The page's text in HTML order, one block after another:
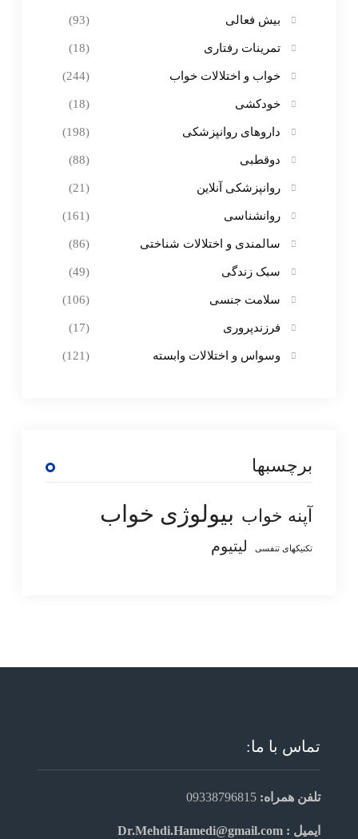
بیش فعالی (93)
تمرینات رفتاری (18)
خواب و اختلالات خواب (244)
خودکشی (18)
داروهای روانپزشکی (198)
دوقطبی (88)
روانپزشکی آنلاین (21)
روانشناسی (161)
سالمندی و اختلالات شناختی (86)
سبک زندگی (49)
سلامت جنسی (106)
فرزندپروری (17)
وسواس و اختلالات وابسته (121)
برچسبها
آپنه خواب بیولوژی خواب
تکنیکهای تنفسی لیتیوم
تماس با ما:
تلفن همراه: 09338796815
ایمیل : Dr.Mehdi.Hamedi@gmail.com